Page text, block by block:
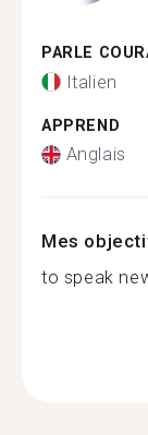
PARLE
Italien
APPREND
Anglais
Mes
to speak